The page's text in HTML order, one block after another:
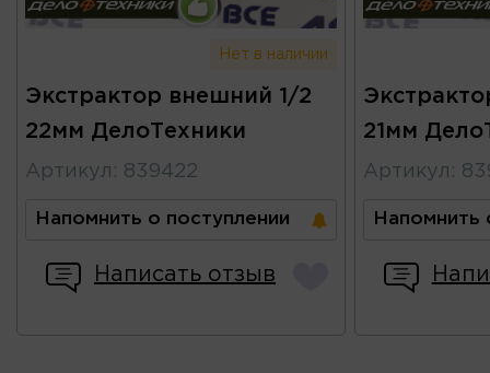
Нет в наличии
Экстрактор внешний 1/2
22мм ДелоТехники
Артикул : 839422
Напомнить о поступлении
Написать отзыв
21мм
Артикул :
Напомнить